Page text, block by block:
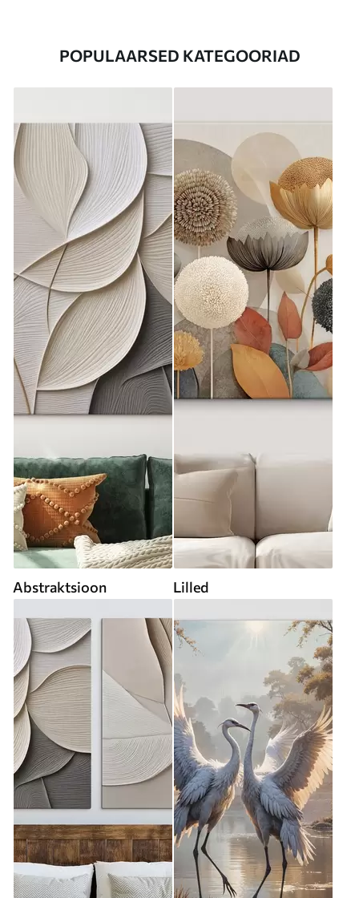
POPULAARSED KATEGOORIAD
Abstraktsioon Lilled